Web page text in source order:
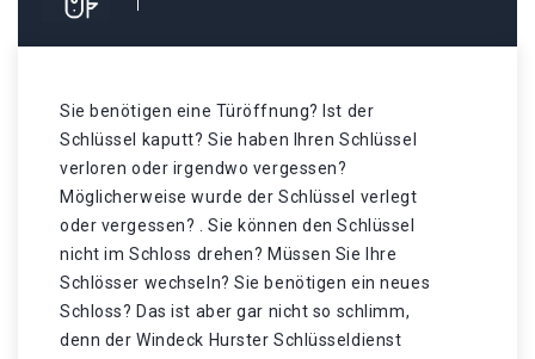
Sie benötigen eine Türöffnung? Ist der
Schlüssel kaputt? Sie haben Ihren Schlüssel
verloren oder irgendwo vergessen?
Möglicherweise wurde der Schlüssel verlegt
oder vergessen? . Sie können den Schlüssel
nicht im Schloss drehen? Müssen Sie Ihre
Schlösser wechseln? Sie benötigen ein neues
Schloss? Das ist aber gar nicht so schlimm,
denn der Windeck Hurster Schlüsseldienst